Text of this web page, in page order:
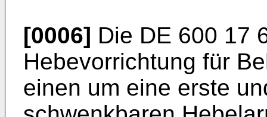
[0006] Die DE 600 17
Hebevorrichtung für
einen um eine erste